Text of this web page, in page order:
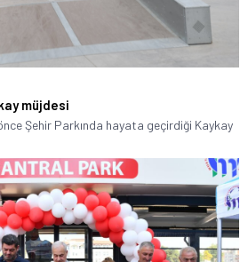
müjdesi
Şehir Parkında hayata geçirdiği Kaykay